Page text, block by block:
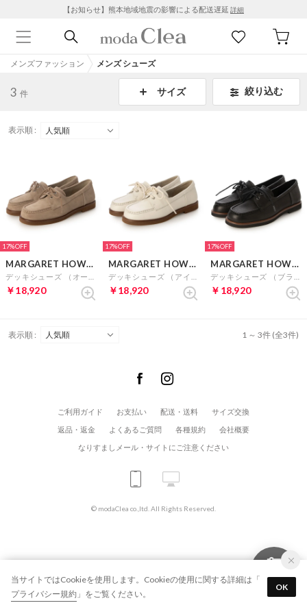
【お知らせ】熊本地域地震の影響による配送遅延 詳細
メンズファッション メンズ シューズ
3 件 サイズ 絞り込む
表示順 :
17%
MARGARET HOWELL idea
￥18,920
17%
MARGARET HOWELL idea
￥18,920
17%
MARGARET HOWELL idea
￥18,920
表示順 : 1 ～ 3件 (全3件)
ご利用ガイド お支払い 配送・送料
サイズ交換
返品・返金
よくあるご質問 各種規約
会社概要
なりすましメール・サイトにご注意ください
© modaClea co.,ltd. All Rights Reserved.
当サイトではCookieを使用します。Cookieの使用に関する詳細は「
プライバシー規約 」をご覧ください。
OK